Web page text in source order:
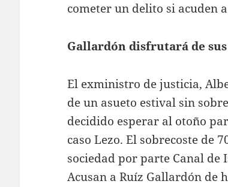
cometer un delito si acuden
Gallardón disfrutará de
El exministro de justicia,
de un asueto estival sin
decidido esperar al otoño
caso Lezo. El sobrecoste de
sociedad por parte Canal
Acusan a Ruíz Gallardón de